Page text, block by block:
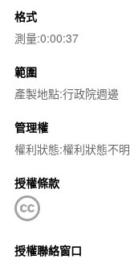
格式
測量:0:00:37
範圍
產製地點:行政院週邊
管理權
權利狀態:權利狀態不明
授權條款
授權聯絡窗口